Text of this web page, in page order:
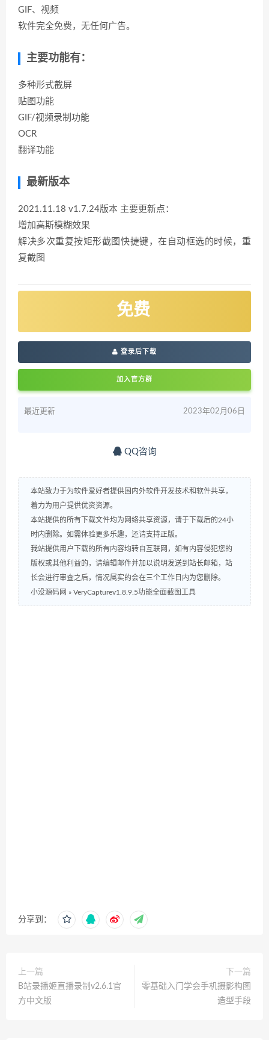
GIF、视频
软件完全免费，无任何广告。
主要功能有：
多种形式截屏
贴图功能
GIF/视频录制功能
OCR
翻译功能
最新版本
2021.11.18 v1.7.24版本 主要更新点：
增加高斯模糊效果
解决多次重复按矩形截图快捷键，在自动框选的时候，重
复截图
免费
登录后下载
加入官方群
最近更新 2023年02月06日
QQ咨询
本站致力于为软件爱好者提供国内外软件开发技术和软件共享，
着力为用户提供优资资源。
本站提供的所有下载文件均为网络共享资源，请于下载后的24小
时内删除。如需体验更多乐趣，还请支持正版。
我站提供用户下载的所有内容均转自互联网，如有内容侵犯您的
版权或其他利益的，请编辑邮件并加以说明发送到站长邮箱，站
长会进行审查之后，情况属实的会在三个工作日内为您删除。
小没源码网 » VeryCapturev1.8.9.5功能全面截图工具
分享到：
上一篇
B站录播姬直播录制v2.6.1官
方中文版
下一篇
零基础入门学会手机摄影构图
造型手段